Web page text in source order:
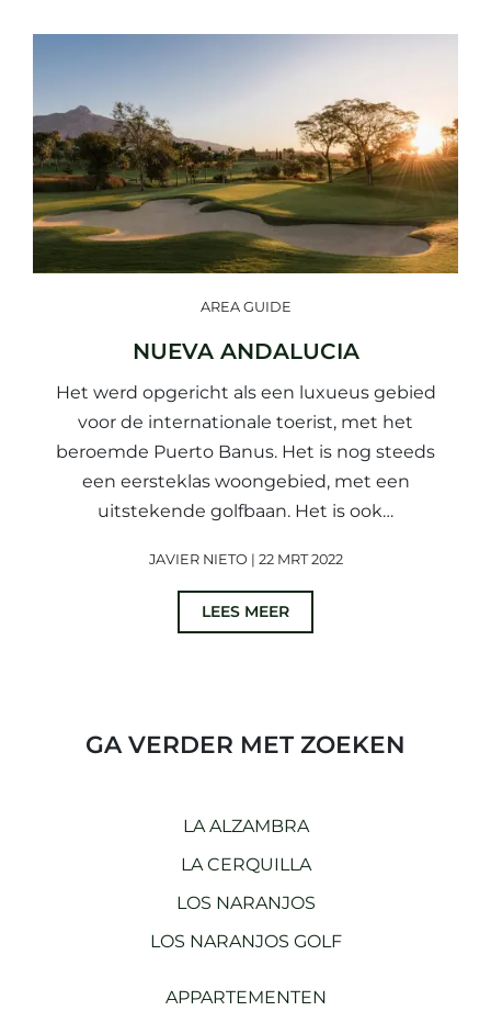
AREA GUIDE
NUEVA ANDALUCIA
Het werd opgericht als een luxueus gebied
voor de internationale toerist, met het
beroemde Puerto Banus. Het is nog steeds
een eersteklas woongebied, met een
uitstekende golfbaan. Het is ook…
JAVIER NIETO | 22 MRT 2022
LEES MEER
GA VERDER MET ZOEKEN
LA ALZAMBRA
LA CERQUILLA
LOS NARANJOS
LOS NARANJOS GOLF
APPARTEMENTEN